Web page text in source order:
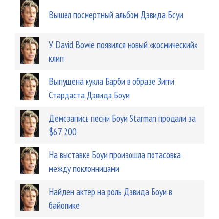
Вышел посмертный альбом Дэвида Боуи
У David Bowie появился новый «космический»
клип
Выпущена кукла Барби в образе Зигги
Стардаста Дэвида Боуи
Демозапись песни Боуи Starman продали за
$67 200
На выставке Боуи произошла потасовка
между поклонницами
Найден актер на роль Дэвида Боуи в
байопике